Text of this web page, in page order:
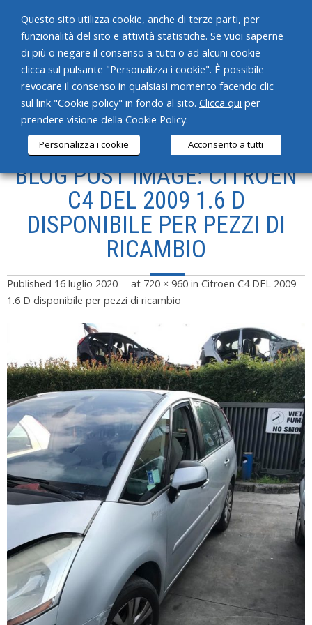
HOME
CHI SIAMO
SERVIZI
PRODOTTI
NEWS
BLOG POST IMAGE: CITROEN
C4 DEL 2009 1.6 D
DISPONIBILE PER PEZZI DI
RICAMBIO
Published 16 luglio 2020 at 720 × 960 in Citroen C4 DEL 2009
1.6 D disponibile per pezzi di ricambio
Questo sito utilizza cookie, anche di terze parti, per
funzionalità del sito e attività statistiche. Se vuoi saperne
di più o negare il consenso a tutti o ad alcuni cookie
clicca sul pulsante "Personalizza i cookie". È possibile
revocare il consenso in qualsiasi momento facendo clic
sul link "Cookie policy" in fondo al sito. Clicca qui per
prendere visione della Cookie Policy.
Personalizza i cookie Acconsento a tutti